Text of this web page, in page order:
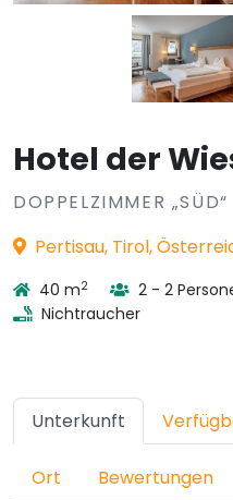
Hotel der
DOPPELZIMMER
Pertisau, Tirol,
40 m2 2 - 2
Nichtraucher
Unterkunft
Ort Bewertungen